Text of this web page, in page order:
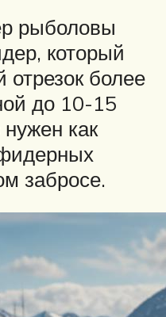
рыболовы
который
отрезок более
до 10-15
как
забросе.